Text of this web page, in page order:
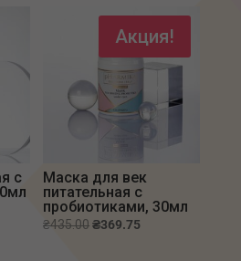
с
Акция!
Маска для век
питательная с
пробиотиками, 30мл
₴435.00Первоначальная
₴369.75Текущая